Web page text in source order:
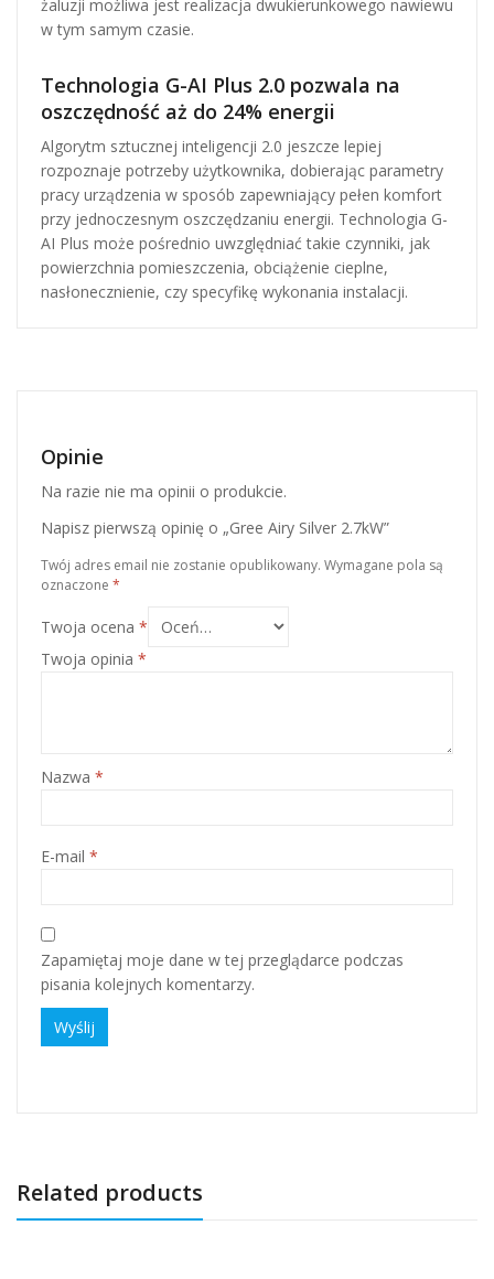
żaluzji możliwa jest realizacja dwukierunkowego nawiewu
w tym samym czasie.
Technologia G-AI Plus 2.0 pozwala na
oszczędność aż do 24% energii
Algorytm sztucznej inteligencji 2.0 jeszcze lepiej
rozpoznaje potrzeby użytkownika, dobierając parametry
pracy urządzenia w sposób zapewniający pełen komfort
przy jednoczesnym oszczędzaniu energii. Technologia G-
AI Plus może pośrednio uwzględniać takie czynniki, jak
powierzchnia pomieszczenia, obciążenie cieplne,
nasłonecznienie, czy specyfikę wykonania instalacji.
Opinie
Na razie nie ma opinii o produkcie.
Napisz pierwszą opinię o „Gree Airy Silver 2.7kW”
Twój adres email nie zostanie opublikowany. Wymagane pola są
oznaczone *
Twoja ocena *
Twoja opinia *
Nazwa *
E-mail *
Zapamiętaj moje dane w tej przeglądarce podczas
pisania kolejnych komentarzy.
Related products